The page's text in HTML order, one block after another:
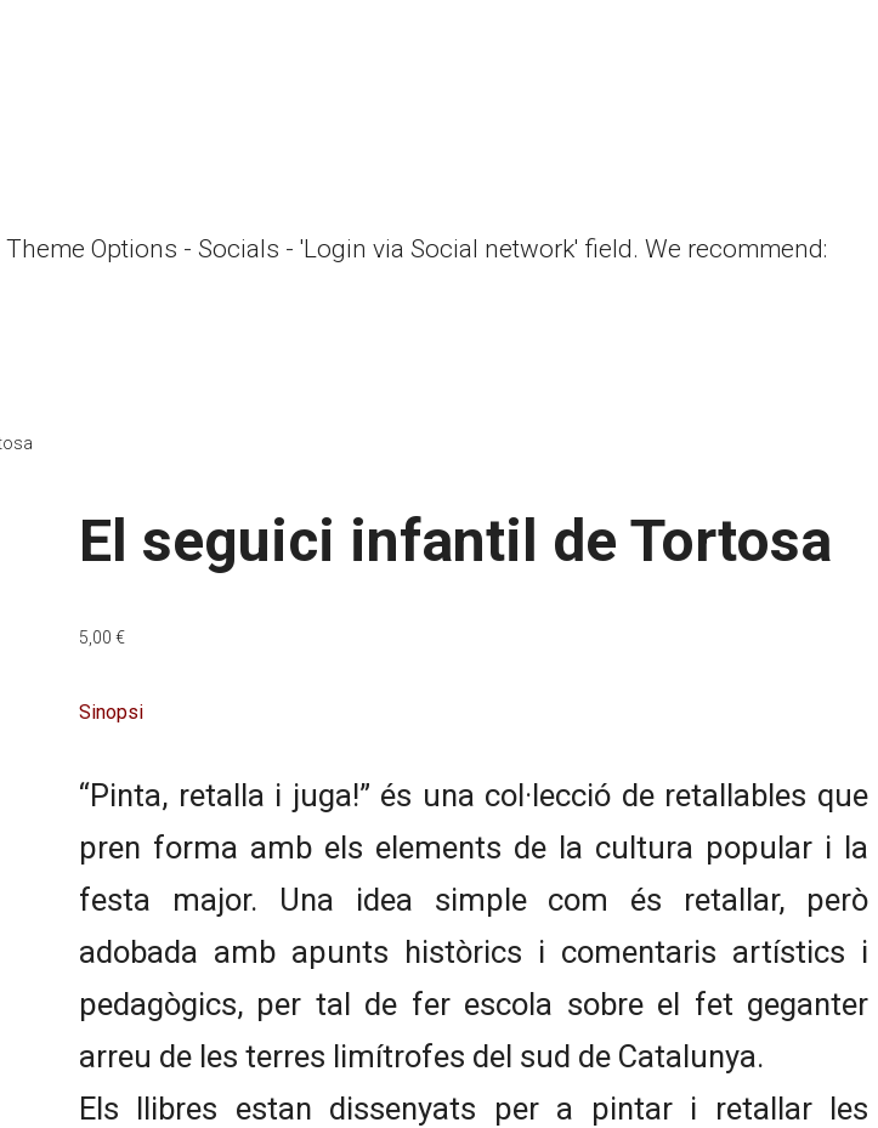
Options - Socials - 'Login via Social network' field. We recommend:
El seguici infantil de Tortosa
5,00 €
Sinopsi
“Pinta, retalla i juga!” és una col·lecció de retallables que
pren forma amb els elements de la cultura popular i la
festa major. Una idea simple com és retallar, però
adobada amb apunts històrics i comentaris artístics i
pedagògics, per tal de fer escola sobre el fet geganter
arreu de les terres limítrofes del sud de Catalunya.
Els llibres estan dissenyats per a pintar i retallar les